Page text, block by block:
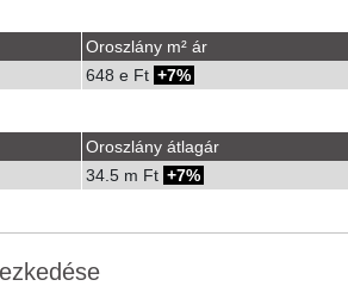
Oroszlány m² ár
648 e Ft 7%
Oroszlány átlagár
34.5 m Ft 7%